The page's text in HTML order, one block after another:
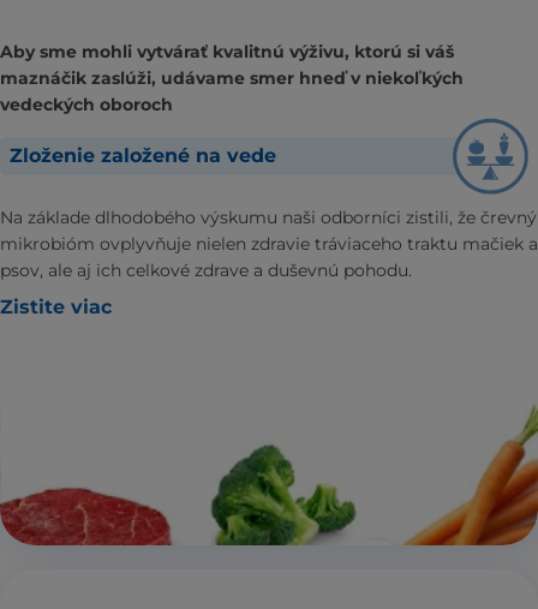
Aby sme mohli vytvárať kvalitnú výživu, ktorú si váš
maznáčik zaslúži, udávame smer hneď v niekoľkých
vedeckých oboroch
Zloženie založené na vede
Na základe dlhodobého výskumu naši odborníci zistili, že črevný
mikrobióm ovplyvňuje nielen zdravie tráviaceho traktu mačiek a
psov, ale aj ich celkové zdrave a duševnú pohodu.
Zistite viac